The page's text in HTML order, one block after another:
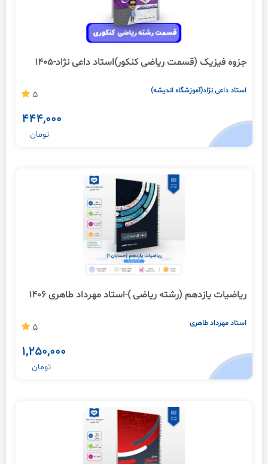
جزوه فیزیک (قسمت ریاضی کنکور)استاد داعی نژاد-1405
استاد داعی نژاد(آموزشگاه اندیشه) 5
444,000
تومان
ریاضیات یازدهم (رشته ریاضی )-استاد مهرداد طاهری 1406
استاد مهرداد طاهری 5
1,250,000
تومان